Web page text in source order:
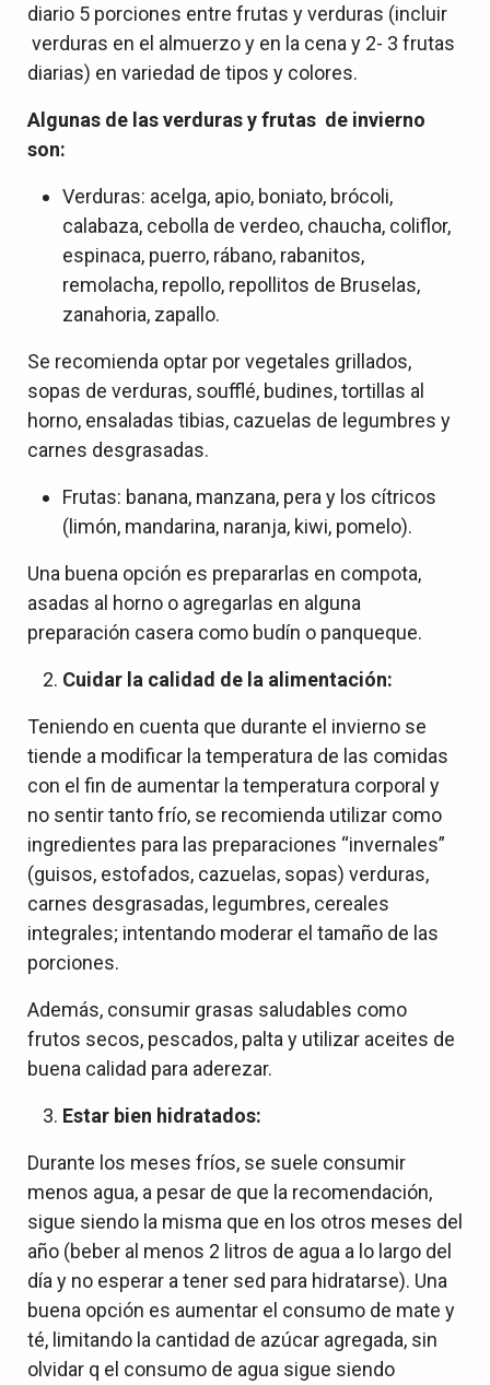
diario 5 porciones entre frutas y verduras (incluir
verduras en el almuerzo y en la cena y 2- 3 frutas
diarias) en variedad de tipos y colores.
Algunas de las verduras y frutas de invierno
son:
Verduras: acelga, apio, boniato, brócoli,
calabaza, cebolla de verdeo, chaucha, coliflor,
espinaca, puerro, rábano, rabanitos,
remolacha, repollo, repollitos de Bruselas,
zanahoria, zapallo.
Se recomienda optar por vegetales grillados,
sopas de verduras, soufflé, budines, tortillas al
horno, ensaladas tibias, cazuelas de legumbres y
carnes desgrasadas.
Frutas: banana, manzana, pera y los cítricos
(limón, mandarina, naranja, kiwi, pomelo).
Una buena opción es prepararlas en compota,
asadas al horno o agregarlas en alguna
preparación casera como budín o panqueque.
Cuidar la calidad de la alimentación:
Teniendo en cuenta que durante el invierno se
tiende a modificar la temperatura de las comidas
con el fin de aumentar la temperatura corporal y
no sentir tanto frío, se recomienda utilizar como
ingredientes para las preparaciones “invernales”
(guisos, estofados, cazuelas, sopas) verduras,
carnes desgrasadas, legumbres, cereales
integrales; intentando moderar el tamaño de las
porciones.
Además, consumir grasas saludables como
frutos secos, pescados, palta y utilizar aceites de
buena calidad para aderezar.
Estar bien hidratados:
Durante los meses fríos, se suele consumir
menos agua, a pesar de que la recomendación,
sigue siendo la misma que en los otros meses del
año (beber al menos 2 litros de agua a lo largo del
día y no esperar a tener sed para hidratarse). Una
buena opción es aumentar el consumo de mate y
té, limitando la cantidad de azúcar agregada, sin
olvidar q el consumo de agua sigue siendo